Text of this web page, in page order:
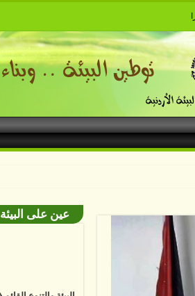
عين على البيئة